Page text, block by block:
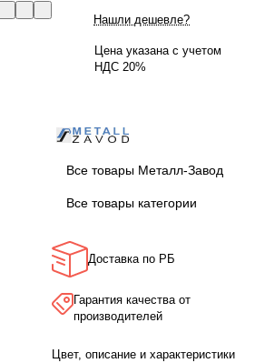
Нашли дешевле?
Цена указана с учетом
НДС 20%
Все товары Металл-Завод
Все товары категории
Доставка по РБ
Гарантия качества от
производителей
Цвет, описание и характеристики